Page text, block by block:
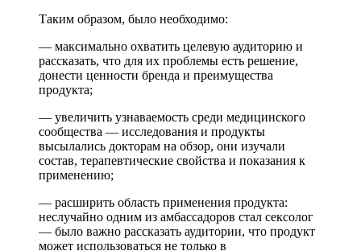
Таким образом, было необходимо:
— максимально охватить целевую аудиторию и
рассказать, что для их проблемы есть решение,
донести ценности бренда и преимущества
продукта;
— увеличить узнаваемость среди медицинского
сообщества — исследования и продукты
высылались докторам на обзор, они изучали
состав, терапевтические свойства и показания к
применению;
— расширить область применения продукта:
неслучайно одним из амбассадоров стал сексолог
— было важно рассказать аудитории, что продукт
может использоваться не только в